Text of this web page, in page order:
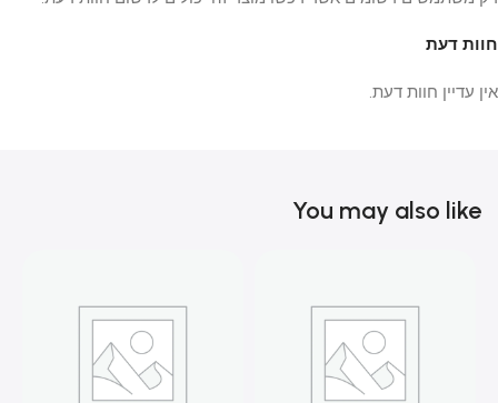
חוות דעת
אין עדיין חוות דעת.
You may also like